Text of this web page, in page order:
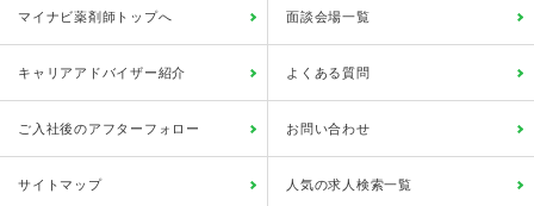
マイナビ薬剤師トップへ 面談会場一覧
キャリアアドバイザー紹介 よくある質問
ご入社後のアフターフォロー お問い合わせ
サイトマップ 人気の求人検索一覧